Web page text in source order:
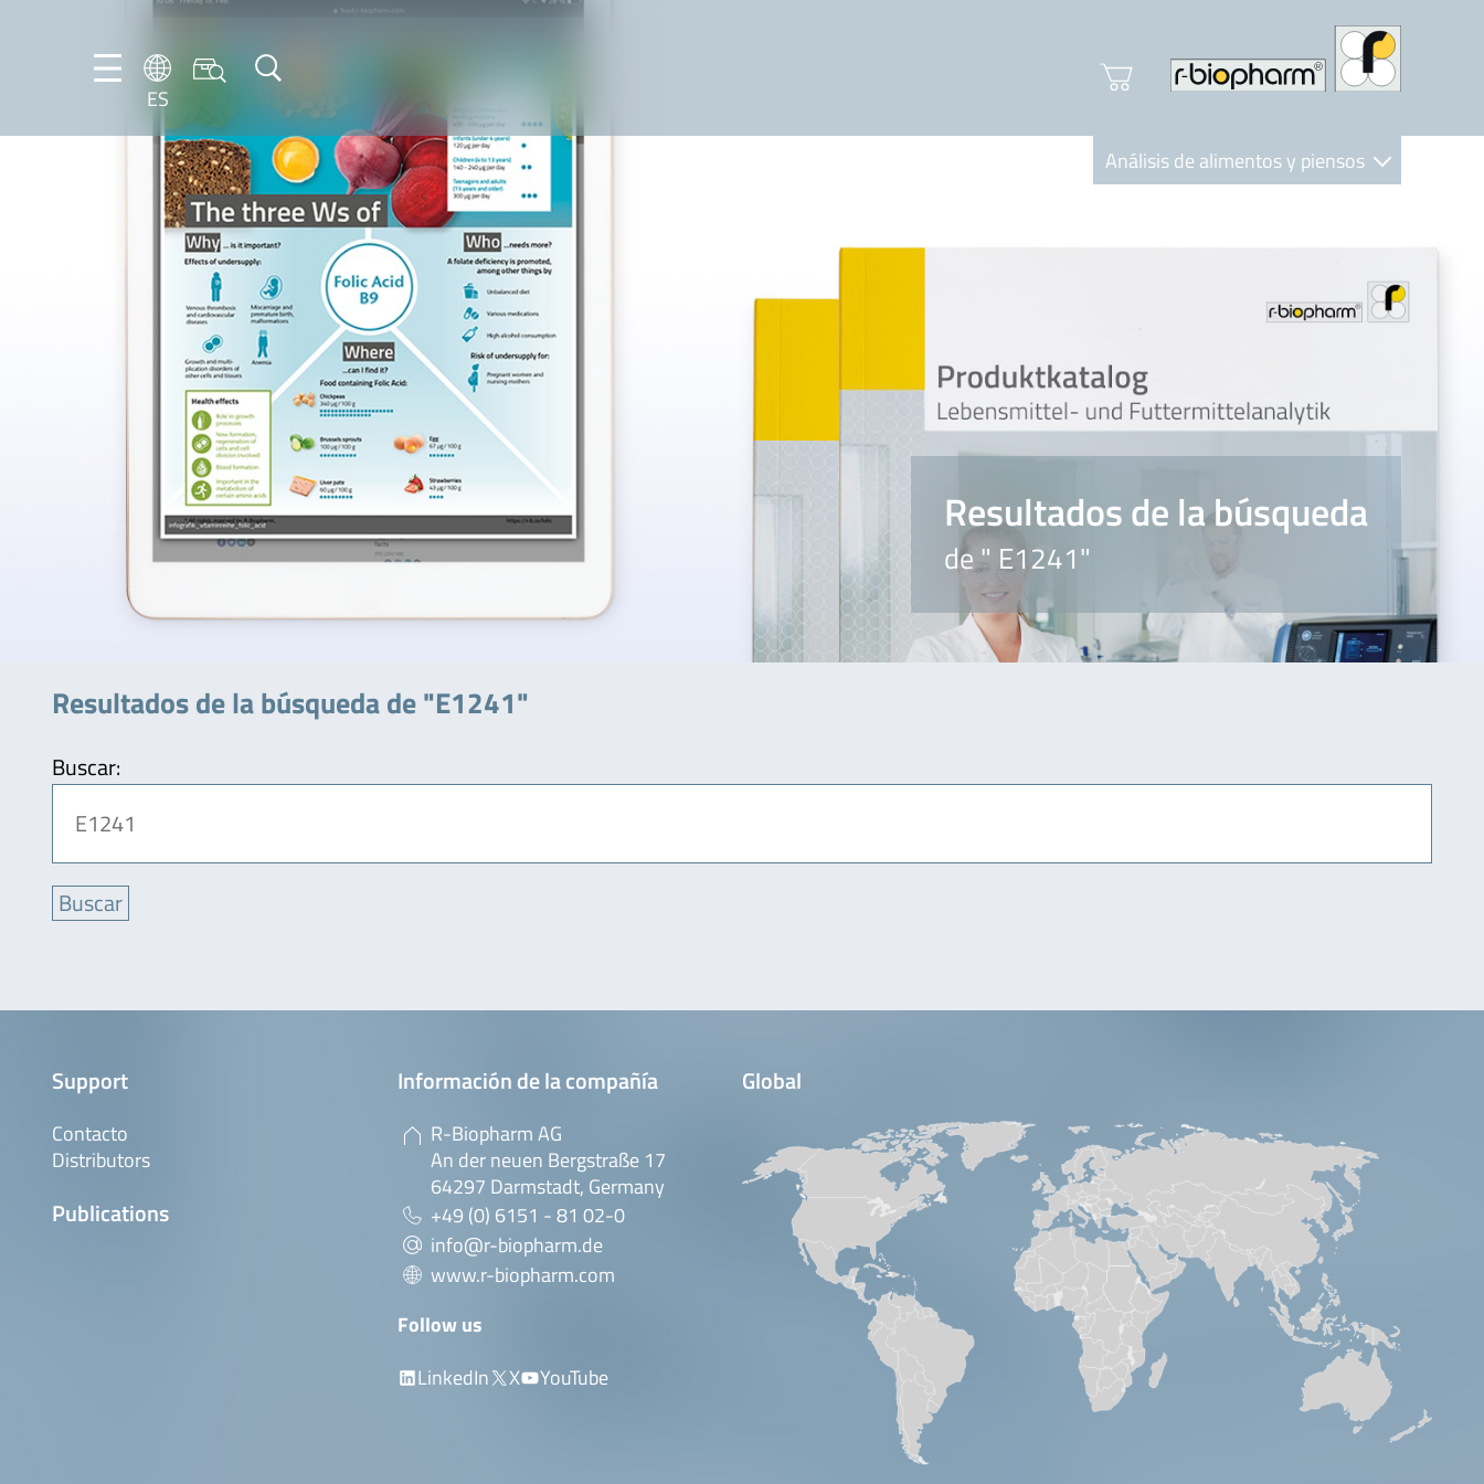
ES
DE
ES
FR
PT-
Análisis de alimentos y piensos
Resultados de la búsqueda
de " E1241"
Resultados de la búsqueda de "E1241"
Buscar:
Support
Contacto
Distributors
Publications
Información de la compañía
R-Biopharm AG
An der neuen Bergstraße 17
64297 Darmstadt, Germany
+49 (0) 6151 - 81 02-0
info@r-biopharm.de
www.r-biopharm.com
Follow us
LinkedIn
X YouTube
Global